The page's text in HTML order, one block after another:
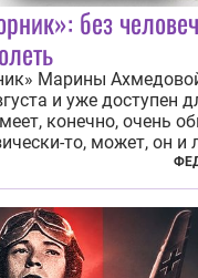
без
Марины
и уже доступен
конечно, очень
то, может, он и
Но метафизически —
тяжелый. Десять
напрямую или